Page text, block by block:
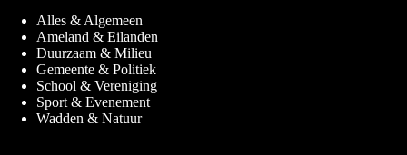
Alles & Algemeen
Ameland & Eilanden
Duurzaam & Milieu
Gemeente & Politiek
School & Vereniging
Sport & Evenement
Wadden & Natuur